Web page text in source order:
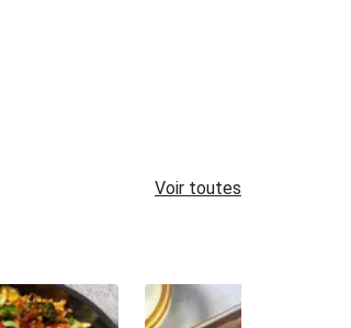
Voir toutes